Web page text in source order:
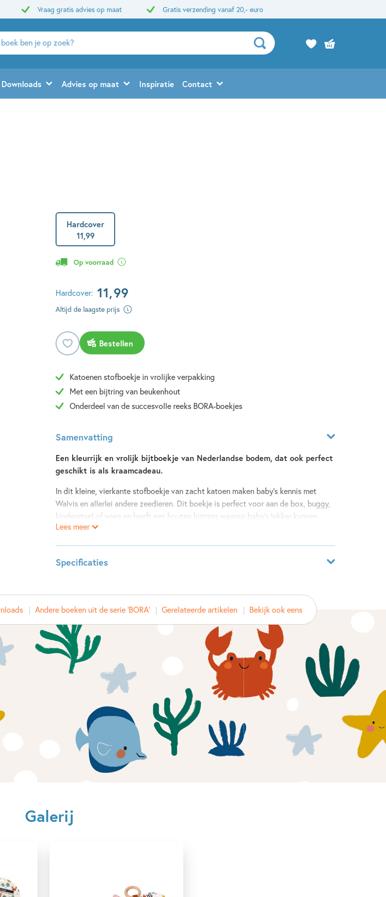
Vraag gratis advies op maat Gratis verzending vanaf 20,- euro
Downloads Advies op maat Inspiratie Contact
Hardcover
11,99
Op voorraad
Hardcover: 11,99
Altijd de laagste prijs
Bestellen
Katoenen stofboekje in vrolijke verpakking
Met een bijtring van beukenhout
Onderdeel van de succesvolle reeks BORA-boekjes
Samenvatting
Een kleurrijk en vrolijk bijtboekje van Nederlandse bodem, dat ook perfect
geschikt is als kraamcadeau.
In dit kleine, vierkante stofboekje van zacht katoen maken baby's kennis met
Walvis en allerlei andere zeedieren. Dit boekje is perfect voor aan de box, buggy,
kinderstoel of wieg en heeft een houten bijtring waarop baby's lekker kunnen
bijten.
Lees meer
Specificaties
ISBN:
9789021681726
NUR:
271
Type:
Hardcover
Auteur(s):
Deborah van de Leijgraaf
Prijs:
Aantal pagina's:
8
20-10-2021
Kenmerken van dit boek
0 – 1.5 jaar 1.5 – 3 jaar Babyboeken
Dieren & natuur
Knisper- & knuffelboeken
Andere boeken uit de serie 'BORA' Gerelateerde artikelen Bekijk ook eens
Galerij